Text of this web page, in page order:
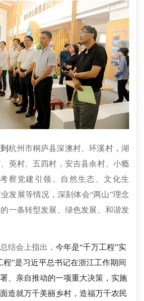
杭州市桐庐县深澳村、环溪村，湖
萸村、 五四村 ， 安吉县余村、小瘾
察党建引领、自然生态、文化生
业发展等情况，深刻体会“两山”理念
的一条转型发展、绿色发展、和谐发
结会上指出， 今年是“千万工程”实
程”是习近平总书记在浙江工作期间
、亲自推动的一项重大决策，实施
造就万千美丽乡村，造福万千农民